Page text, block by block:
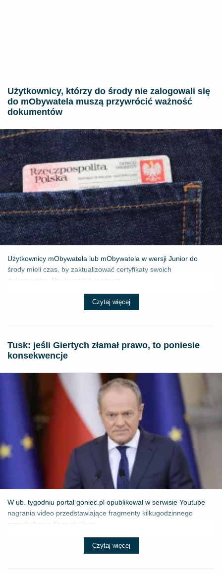
Użytkownicy, którzy do środy nie zalogowali się
do mObywatela muszą przywrócić ważność
dokumentów
Użytkownicy mObywatela lub mObywatela w wersji Junior do
środy mieli czas, by zaktualizować certyfikaty swoich
dokumentów. Aby to zrobić wystarcz...
Czytaj więcej
Tusk: jeśli Giertych złamał prawo, to poniesie
konsekwencje
W ub. tygodniu portal goniec.pl opublikował w serwisie Youtube
nagrania video przedstawiające fragmenty kilkugodzinnego
przesłuchania Kaczyńskiego...
Czytaj więcej